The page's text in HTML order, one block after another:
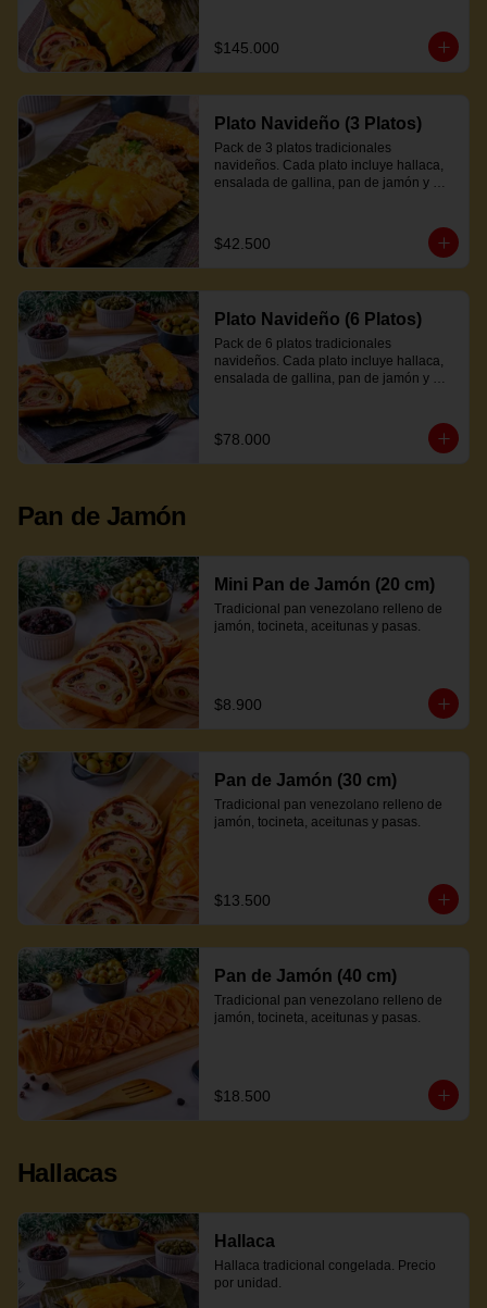
$145.000
Plato Navideño (3 Platos)
Pack de 3 platos tradicionales
navideños. Cada plato incluye hallaca,
ensalada de gallina, pan de jamón y
$42.500
Plato Navideño (6 Platos)
Pack de 6 platos tradicionales
navideños. Cada plato incluye hallaca,
ensalada de gallina, pan de jamón y
$78.000
Pan de Jamón
Mini Pan de Jamón (20 cm)
Tradicional pan venezolano relleno de
jamón, tocineta, aceitunas y pasas.
$8.900
Pan de Jamón (30 cm)
Tradicional pan venezolano relleno de
jamón, tocineta, aceitunas y pasas.
$13.500
Pan de Jamón (40 cm)
Tradicional pan venezolano relleno de
jamón, tocineta, aceitunas y pasas.
$18.500
Hallacas
Hallaca
Hallaca tradicional congelada. Precio
por unidad.